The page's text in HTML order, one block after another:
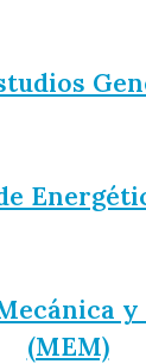
(MEM)